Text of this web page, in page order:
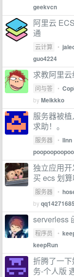
geekvcn
阿里云
通
云计算 •
guo4224
求教阿里
问与答 •
byMeikkko
服务器被植
求助！。
服务器 • llnn
poopoopoopoo
独立应用
买 ecs 划
服务器 •
by
serverless
程序员 •
keepRun
折腾了一
务-个人版